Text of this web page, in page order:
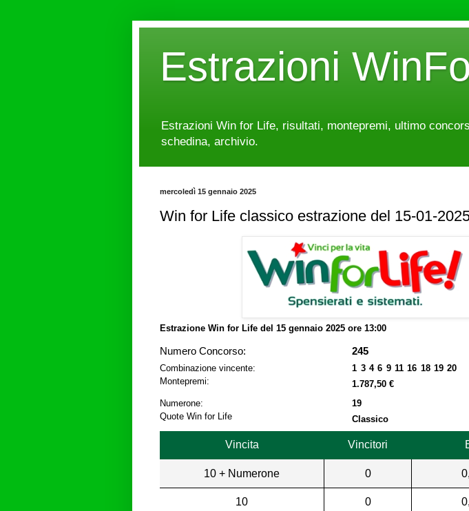
Estrazioni
Estrazioni Win for Life, risultati, montepremi, ultimo
schedina, archivio.
mercoledì 15 gennaio 2025
Win for Life classico estrazione del 15-01-
Estrazione Win for Life del 15 gennaio 2025 ore 13:00
Numero Concorso: 245
Combinazione vincente:
1 3 4 6 9 11 16 18 19 20
Montepremi:
1.787,50 €
Numerone:
19
Quote Win for Life
Classico
Vincita Vincitori
10 + Numerone 0
10 0